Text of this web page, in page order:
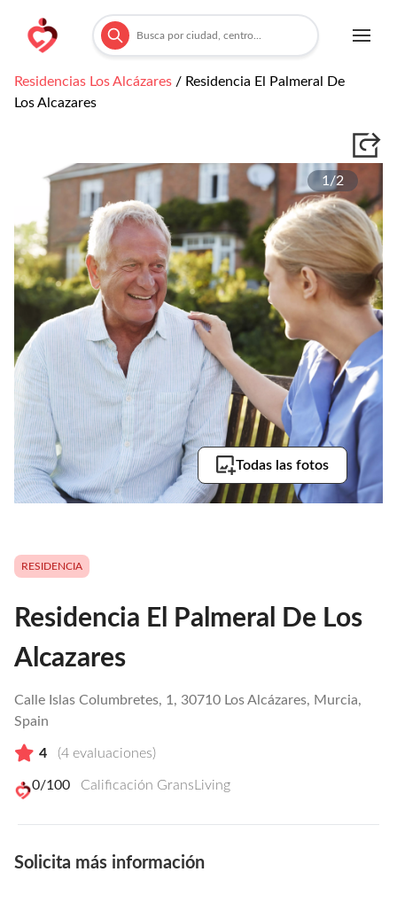
Residencias Los Alcázares / Residencia El Palmeral De
Los Alcazares
1/2
Todas las fotos
RESIDENCIA
Residencia El Palmeral De Los
Alcazares
Calle Islas Columbretes, 1, 30710 Los Alcázares, Murcia,
Spain
4 (4 evaluaciones)
0/100 Calificación GransLiving
Solicita más información